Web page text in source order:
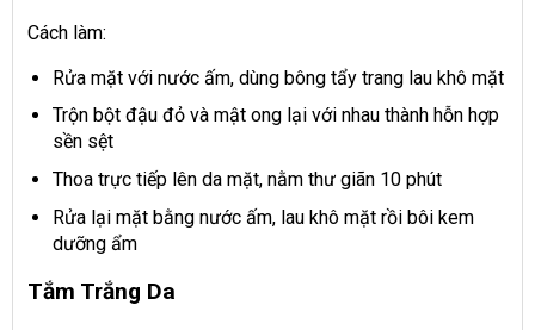
Cách làm:
Rửa mặt với nước ấm, dùng bông tẩy trang lau khô mặt
Trộn bột đậu đỏ và mật ong lại với nhau thành hỗn hợp
sền sệt
Thoa trực tiếp lên da mặt, nằm thư giãn 10 phút
Rửa lại mặt bằng nước ấm, lau khô mặt rồi bôi kem
dưỡng ẩm
Tắm Trắng Da